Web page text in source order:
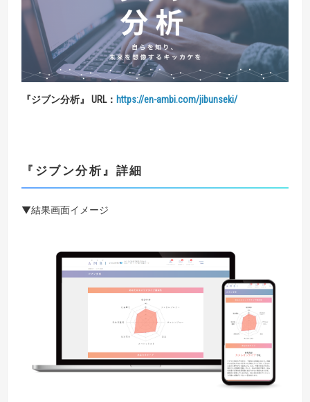
『ジブン分析』 URL： https://en-ambi.com/jibunseki/
『 ジブン分析 』 詳細
▼結果画面イメージ